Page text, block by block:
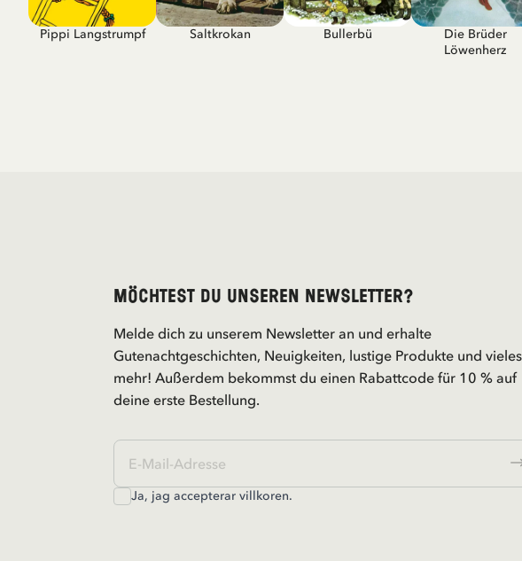
Pippi Langstrumpf Saltkrokan Bullerbü
Die Brüder
Löwenherz
Möchtest du unseren Newsletter?
Melde dich zu unserem Newsletter an und erhalte
Gutenachtgeschichten, Neuigkeiten, lustige Produkte und vieles
mehr! Außerdem bekommst du einen Rabattcode für 10 % auf
deine erste Bestellung.
Ja, jag accepterar villkoren.